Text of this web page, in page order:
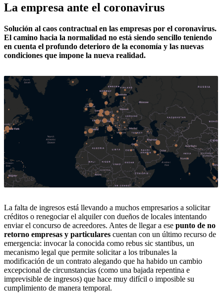
La empresa ante el coronavirus
Solución al caos contractual en las empresas por el coronavirus.
El camino hacia la normalidad no está siendo sencillo teniendo
en cuenta el profundo deterioro de la economía y las nuevas
condiciones que impone la nueva realidad.
La falta de ingresos está llevando a muchos empresarios a solicitar
créditos o renegociar el alquiler con dueños de locales intentando
enviar el concurso de acreedores. Antes de llegar a ese punto de no
retorno empresas y particulares cuentan con un último recurso de
emergencia: invocar la conocida como rebus sic stantibus, un
mecanismo legal que permite solicitar a los tribunales la
modificación de un contrato alegando que ha habido un cambio
excepcional de circunstancias (como una bajada repentina e
imprevisible de ingresos) que hace muy difícil o imposible su
cumplimiento de manera temporal.